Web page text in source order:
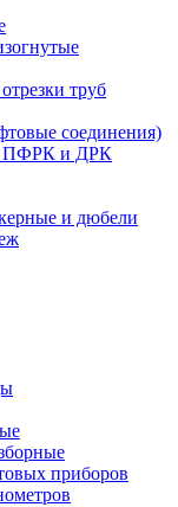
труб
соединения)
ПФРК и ДРК
и дюбели
приборов